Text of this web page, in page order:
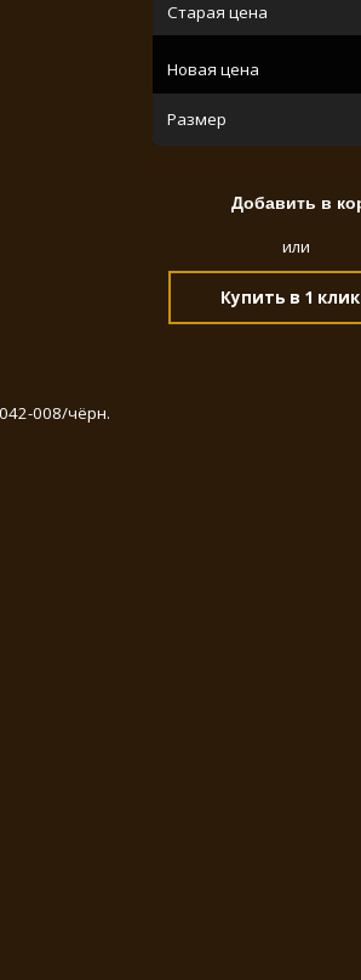
Старая цена
Новая цена
Размер
или
Купить в 1 клик
008/чёрн.